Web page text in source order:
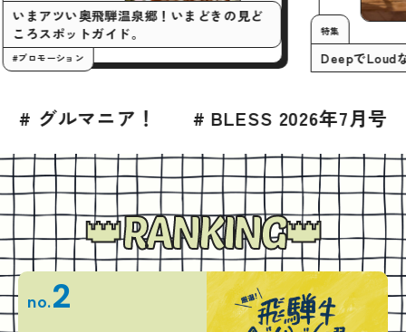
いまアツい奥飛騨温泉郷！いまどきの見ど
ころスポットガイド。
2026年7月号 # グルメ # 高山
RANKING
no.2